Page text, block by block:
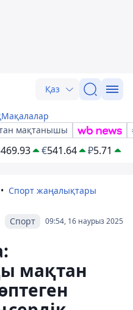
Қаз
Мақалалар
мақтанышы
469.93 €541.64 ₽5.71
Спорт жаңалықтары
09:54, 16 наурыз 2025
Спорт
мақтан